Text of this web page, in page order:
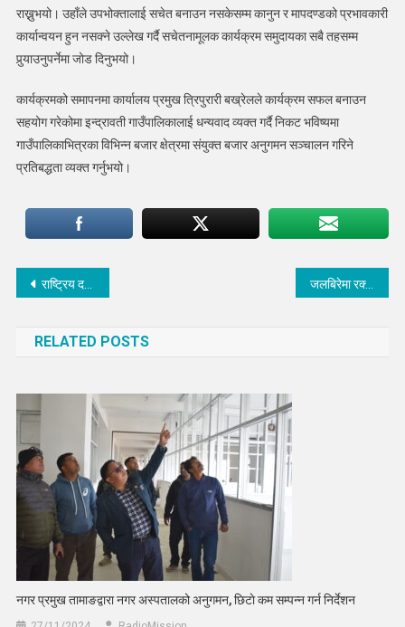
राख्नुभयो। उहाँले उपभोक्तालाई सचेत बनाउन नसकेसम्म कानुन र मापदण्डको प्रभावकारी
कार्यान्वयन हुन नसक्ने उल्लेख गर्दै सचेतनामूलक कार्यक्रम समुदायका सबै तहसम्म
पुर्‍याउनुपर्नेमा जोड दिनुभयो।
कार्यक्रमको समापनमा कार्यालय प्रमुख त्रिपुरारी बख्रेलले कार्यक्रम सफल बनाउन
सहयोग गरेकोमा इन्द्रावती गाउँपालिकालाई धन्यवाद व्यक्त गर्दै निकट भविष्यमा
गाउँपालिकाभित्रका विभिन्न बजार क्षेत्रमा संयुक्त बजार अनुगमन सञ्चालन गरिने
प्रतिबद्धता व्यक्त गर्नुभयो।
Post
राष्ट्रिय दलित पत्रकार सङ्घको अध्यक्षमा बराइली जलबिरेमा रक्तदान कार्यक्रम सम्पन्न, ५२ जनाद्वारा रक्तदान
RELATED POSTS
नगर प्रमुख तामाङद्वारा नगर अस्पतालको अनुगमन, छिटाे कम सम्पन्न गर्न निर्देशन